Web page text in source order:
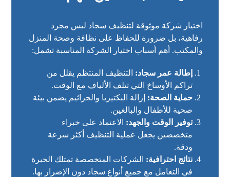
اختيار شركة موثوقة لتنظيف سجاد ليس مجرد
رفاهية، بل ضرورة للحفاظ على نظافة وصحة المنزل
والمكتب. أهم أسباب اختيار الشركة المناسبة تشمل:
إطالة عمر سجاد: التنظيف المنتظم يقلل من
تراكم الأوساخ التي تتلف الألياف مع الوقت.
حماية الصحة: إزالة البكتيريا والجراثيم يضمن بيئة
صحية للأطفال والبالغين.
توفير الوقت والجهد: الاعتماد على خبراء
متخصصين يجعل عملية التنظيف أكثر سرعة
ودقة.
نتائج احترافية: الشركات المتخصصة تمتلك الخبرة
في التعامل مع جميع أنواع سجاد دون الإضرار بها.